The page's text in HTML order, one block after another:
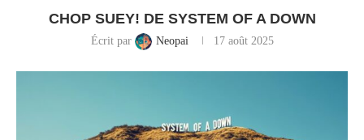
CHOP SUEY! DE SYSTEM OF A DOWN
Écrit par Neopai 17 août 2025